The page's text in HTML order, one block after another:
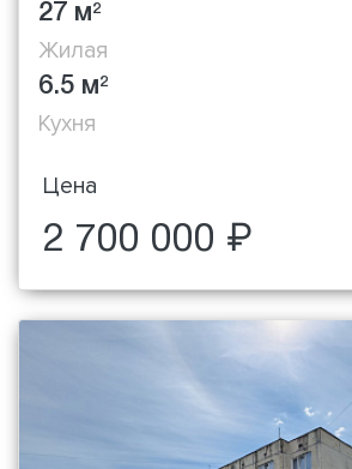
27 м2
Жилая
6.5 м2
Кухня
Цена
2 700 000 ₽